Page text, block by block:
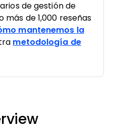
de gestión de
de 1,000 reseñas
mantenemos la
metodología de